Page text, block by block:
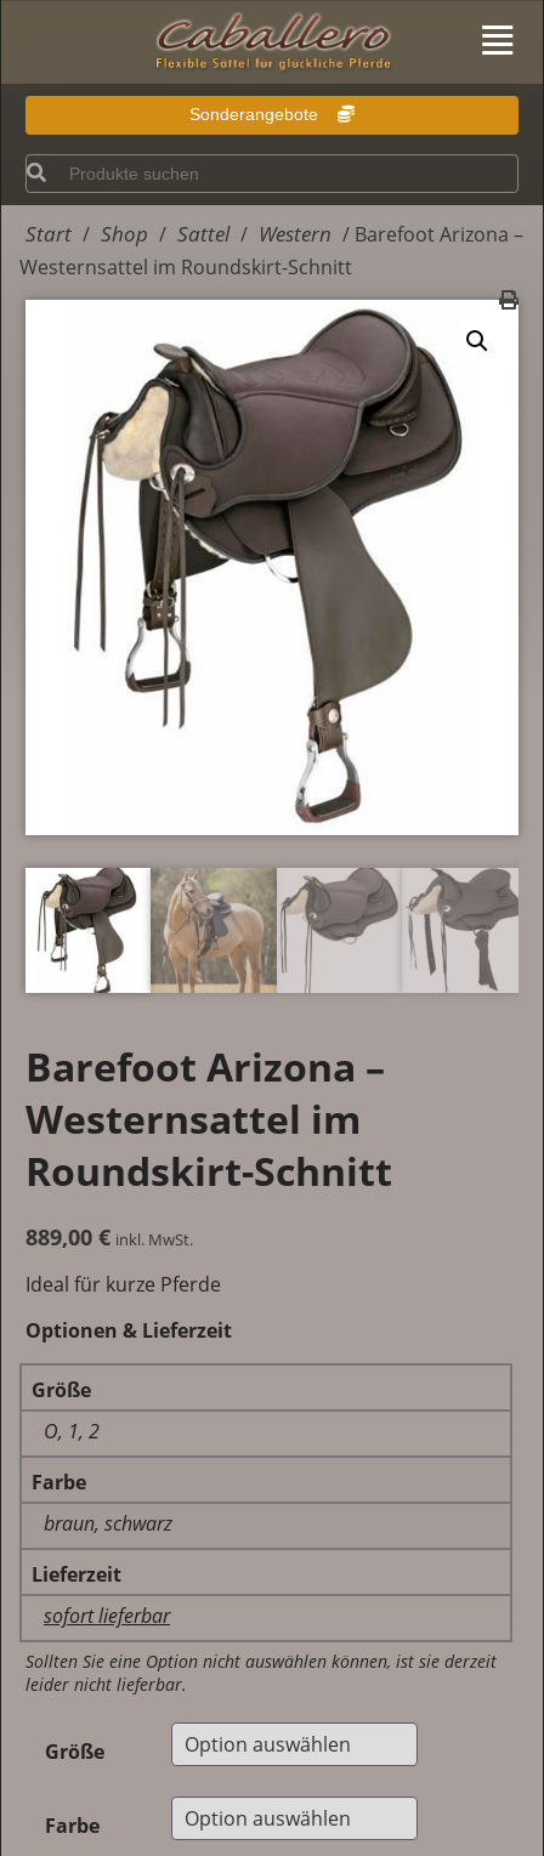
Sonderangebote
Start / Shop / Sattel / Western / Barefoot Arizona –
Westernsattel im Roundskirt-Schnitt
Barefoot Arizona –
Westernsattel im
Roundskirt-Schnitt
889,00 € inkl. MwSt.
Ideal für kurze Pferde
Optionen & Lieferzeit
Größe
O, 1, 2
Farbe
braun, schwarz
Lieferzeit
sofort lieferbar
Sollten Sie eine Option nicht auswählen können, ist sie derzeit
leider nicht lieferbar.
Größe
Farbe